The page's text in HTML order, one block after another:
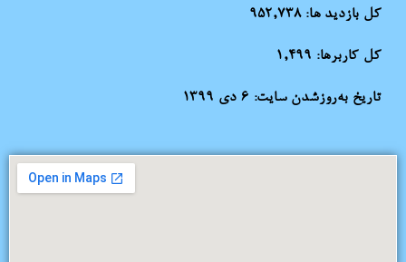
کل بازدید ها:952,738
کل کاربرها: 1,499
تاریخ به‌روزشدن سایت: ۶ دی ۱۳۹۹